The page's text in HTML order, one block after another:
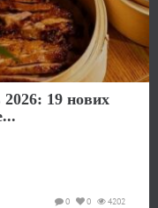
19 нових
4202
0
0